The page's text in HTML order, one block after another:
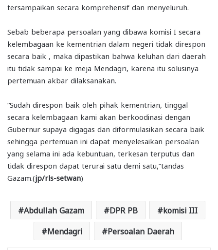
tersampaikan secara komprehensif dan menyeluruh.
Sebab beberapa persoalan yang dibawa komisi I secara
kelembagaan ke kementrian dalam negeri tidak direspon
secara baik , maka dipastikan bahwa keluhan dari daerah
itu tidak sampai ke meja Mendagri, karena itu solusinya
pertemuan akbar dilaksanakan.
“Sudah direspon baik oleh pihak kementrian, tinggal
secara kelembagaan kami akan berkoodinasi dengan
Gubernur supaya digagas dan diformulasikan secara baik
sehingga pertemuan ini dapat menyelesaikan persoalan
yang selama ini ada kebuntuan, terkesan terputus dan
tidak direspon dapat terurai satu demi satu,”tandas
Gazam.(jp/rls-setwan)
Abdullah Gazam DPR PB komisi III
Mendagri Persoalan Daerah